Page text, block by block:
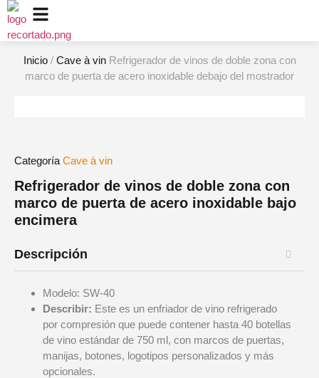
Inicio/ Cave à vinRefrigerador de vinos de doble zona con
marco de puerta de acero inoxidable debajo del mostrador
Categoría Cave à vin
Refrigerador de vinos de doble zona con
marco de puerta de acero inoxidable bajo
encimera
Descripción
Modelo: SW-40
Describir: Este es un enfriador de vino refrigerado
por compresión que puede contener hasta 40 botellas
de vino estándar de 750 ml, con marcos de puertas,
manijas, botones, logotipos personalizados y más
opcionales.